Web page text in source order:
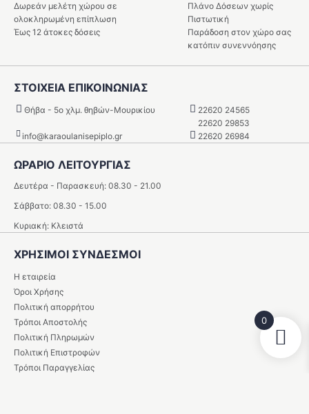
ΩΡΑΡΙΟ ΛΕΙΤΟΥΡΓΙΑΣ
Δευτέρα - Παρασκευή: 08.30 - 21.00
Σάββατο: 08.30 - 15.00
Κυριακή: Κλειστά
ΧΡΗΣΙΜΟΙ ΣΥΝΔΕΣΜΟΙ
Η εταιρεία
Όροι Χρήσης
Πολιτική απορρήτου
Τρόποι Αποστολής
Πολιτική Πληρωμών
Πολιτική Επιστροφών
Τρόποι Παραγγελίας
Δωρεάν μελέτη χώρου σε
ολοκληρωμένη επίπλωση
Πλάνο Δόσεων χωρίς
Πιστωτική
Έως 12 άτοκες δόσεις
Παράδοση στον χώρο σας
κατόπιν συνεννόησης
ΣΤΟΙΧΕΙΑ ΕΠΙΚΟΙΝΩΝΙΑΣ
Θήβα - 5o χλμ. θηβών-Μουρικίου
22620 24565
22620 29853
info@karaoulanisepiplo.gr
22620 26984
0